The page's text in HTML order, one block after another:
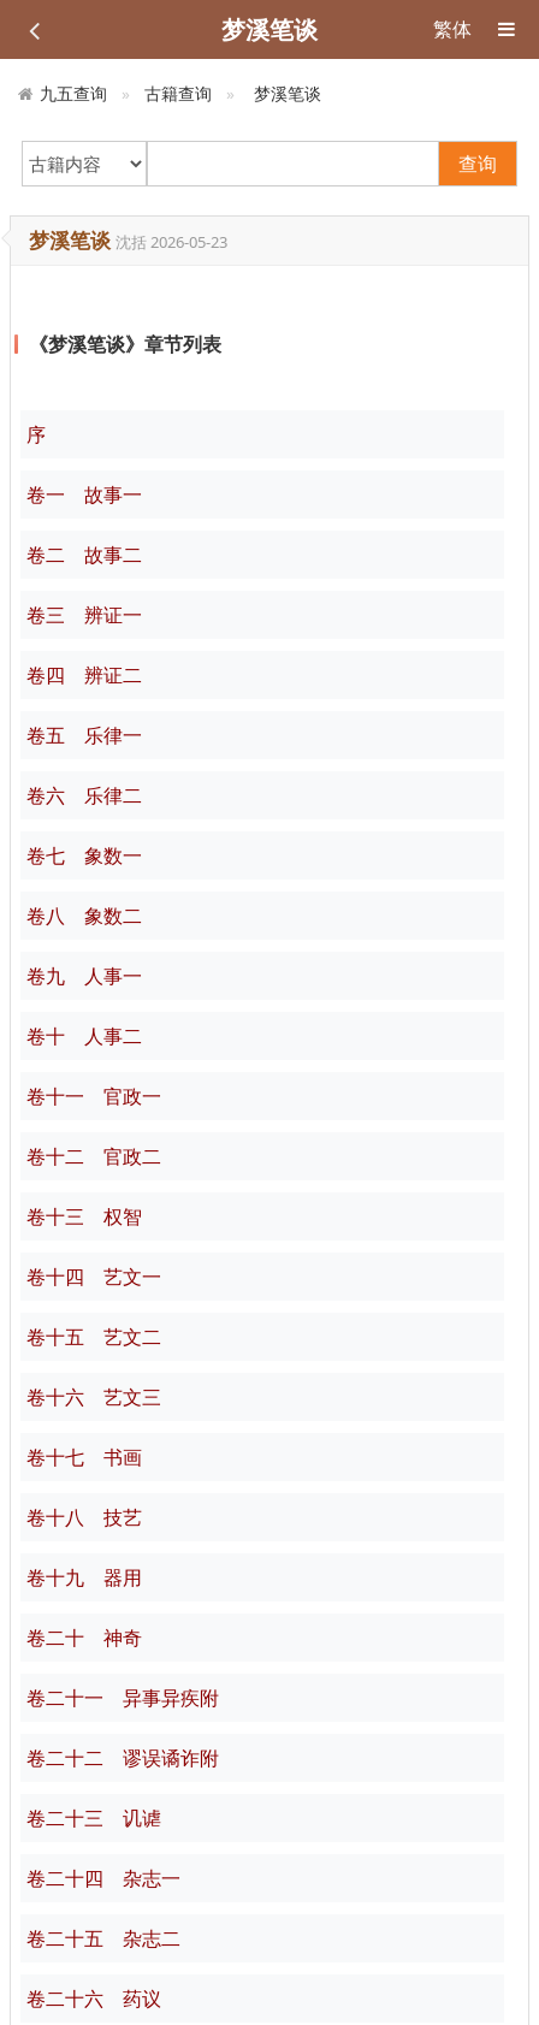
梦溪笔谈 繁体
九五查询 古籍查询 梦溪笔谈
查询
梦溪笔谈 沈括2026-05-23
《梦溪笔谈》章节列表
序
卷一 故事一
卷二 故事二
卷三 辨证一
卷四 辨证二
卷五 乐律一
卷六 乐律二
卷七 象数一
卷八 象数二
卷九 人事一
卷十 人事二
卷十一 官政一
卷十二 官政二
卷十三 权智
卷十四 艺文一
卷十五 艺文二
卷十六 艺文三
卷十七 书画
卷十八 技艺
卷十九 器用
卷二十 神奇
卷二十一 异事异疾附
卷二十二 谬误谲诈附
卷二十三 讥谑
卷二十四 杂志一
卷二十五 杂志二
卷二十六 药议